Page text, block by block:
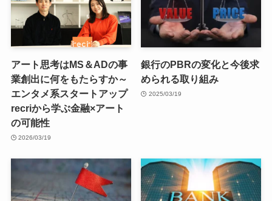
アート思考はMS＆ADの事
業創出に何をもたらすか～
エンタメ系スタートアップ
recriから学ぶ金融×アート
の可能性
2026/03/19
銀行のPBRの変化と今後求
められる取り組み
2025/03/19